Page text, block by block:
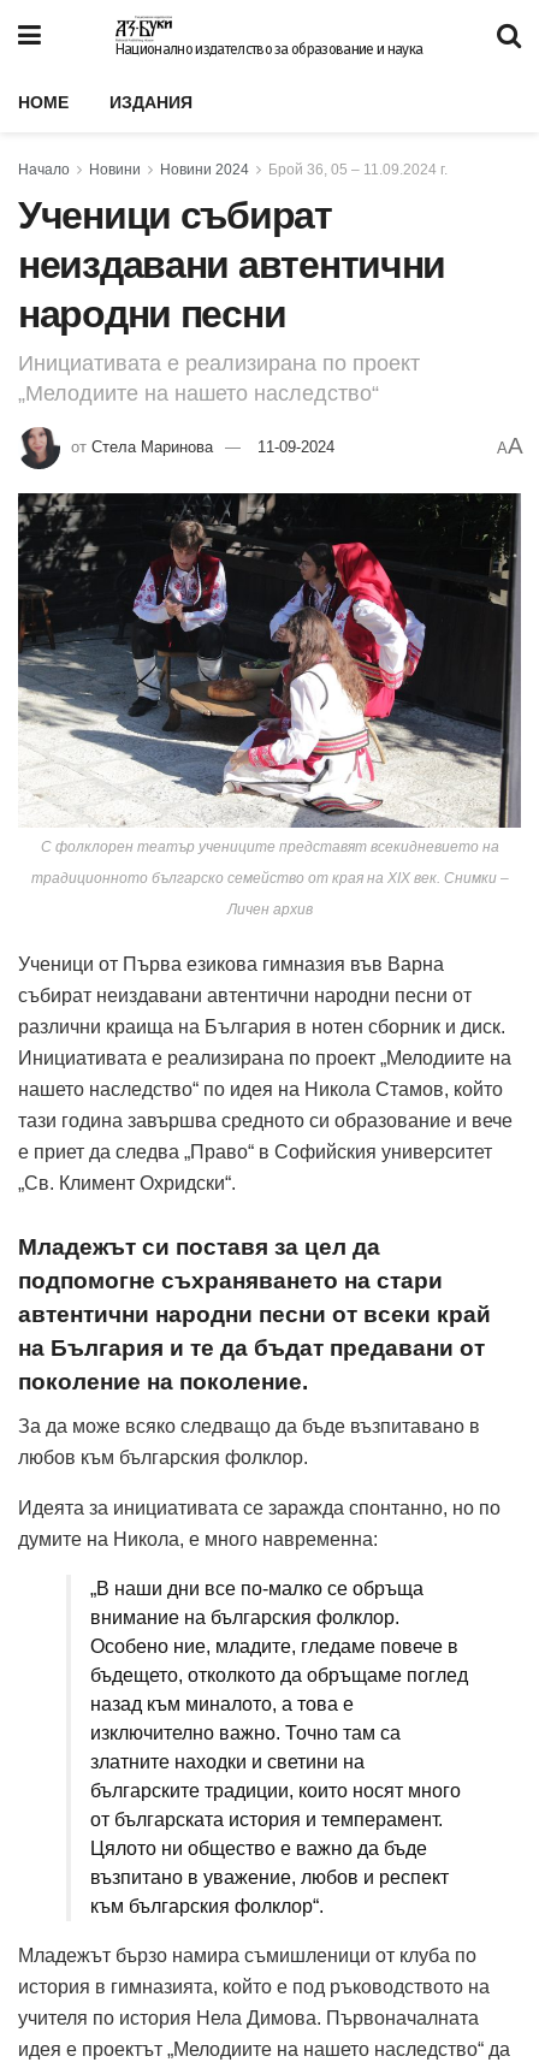
Национално издателство за образование и наука
HOME ИЗДАНИЯ
Начало Новини Новини 2024 Брой 36, 05 – 11.09.2024 г.
Ученици събират
неиздавани автентични
народни песни
Инициативата е реализирана по проект
„Мелодиите на нашето наследство“
от Стела Маринова 11-09-2024 AA
С фолклорен театър учениците представят всекидневието на
традиционното българско семейство от края на XIX век. Снимки –
Личен архив
Ученици от Първа езикова гимназия във Варна
събират неиздавани автентични народни песни от
различни краища на България в нотен сборник и диск.
Инициативата е реализирана по проект „Мелодиите на
нашето наследство“ по идея на Никола Стамов, който
тази година завършва средното си образование и вече
е приет да следва „Право“ в Софийския университет
„Св. Климент Охридски“.
Младежът си поставя за цел да
подпомогне съхраняването на стари
автентични народни песни от всеки край
на България и те да бъдат предавани от
поколение на поколение.
За да може всяко следващо да бъде възпитавано в
любов към българския фолклор.
Идеята за инициативата се заражда спонтанно, но по
думите на Никола, е много навременна:
„В наши дни все по-малко се обръща
внимание на българския фолклор.
Особено ние, младите, гледаме повече в
бъдещето, отколкото да обръщаме поглед
назад към миналото, а това е
изключително важно. Точно там са
златните находки и светини на
българските традиции, които носят много
от българската история и темперамент.
Цялото ни общество е важно да бъде
възпитано в уважение, любов и респект
към българския фолклор“.
Младежът бързо намира съмишленици от клуба по
история в гимназията, който е под ръководството на
учителя по история Нела Димова. Първоначалната
идея е проектът „Мелодиите на нашето наследство“ да